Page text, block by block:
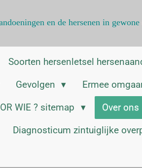
en de hersenen in gewone
Soorten hersenletsel
Gevolgen Ermee
WIE ? sitemap Over ons
Diagnosticum zintuiglijke